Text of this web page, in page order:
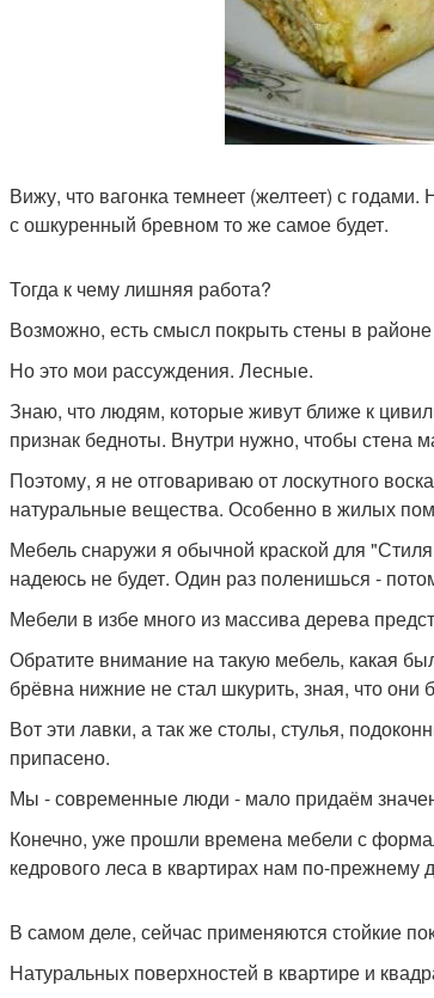
Вижу, что вагонка темнеет (желтеет) с
с ошкуренный бревном то же самое будет.
Тогда к чему лишняя работа?
Возможно, есть смысл покрыть стены в
Но это мои рассуждения. Лесные.
Знаю, что людям, которые живут ближе к
признак бедноты. Внутри нужно, чтобы стена
Поэтому, я не отговариваю от лоскутного
натуральные вещества. Особенно в жилых
Мебель снаружи я обычной краской для
надеюсь не будет. Один раз поленишься -
Мебели в избе много из массива дерева
Обратите внимание на такую мебель, какая
брёвна нижние не стал шкурить, зная, что они
Вот эти лавки, а так же столы, стулья,
припасено.
Мы - современные люди - мало придаём
Конечно, уже прошли времена мебели с
кедрового леса в квартирах нам по-прежнему
В самом деле, сейчас применяются стойкие
Натуральных поверхностей в квартире и